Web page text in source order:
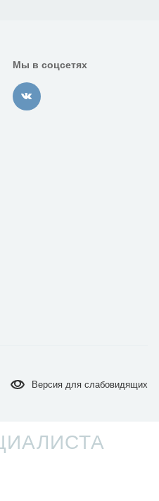
Мы в соцсетях
Версия для слабовидящих